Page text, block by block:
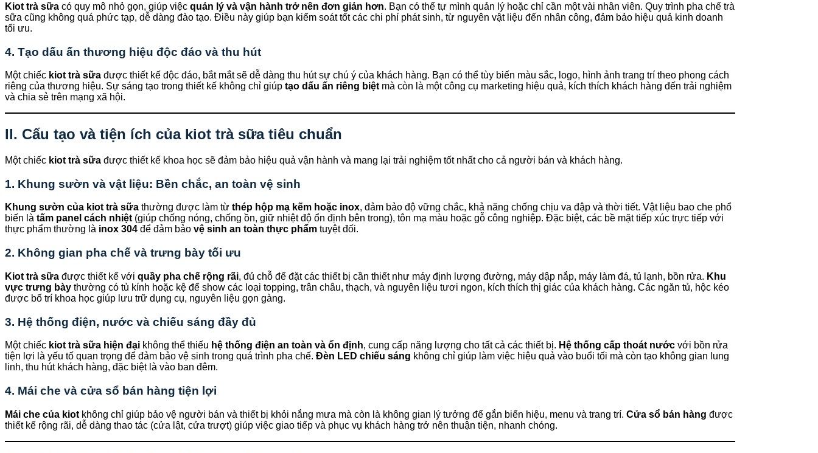
Kiot trà sữa có quy mô nhỏ gọn, giúp việc quản lý và vận hành trở nên đơn giản hơn. Bạn có thể tự mình quản lý hoặc chỉ cần một vài nhân viên. Quy trình pha chế trà
sữa cũng không quá phức tạp, dễ dàng đào tạo. Điều này giúp bạn kiểm soát tốt các chi phí phát sinh, từ nguyên vật liệu đến nhân công, đảm bảo hiệu quả kinh doanh
tối ưu.
4. Tạo dấu ấn thương hiệu độc đáo và thu hút
Một chiếc kiot trà sữa được thiết kế độc đáo, bắt mắt sẽ dễ dàng thu hút sự chú ý của khách hàng. Bạn có thể tùy biến màu sắc, logo, hình ảnh trang trí theo phong cách
riêng của thương hiệu. Sự sáng tạo trong thiết kế không chỉ giúp tạo dấu ấn riêng biệt mà còn là một công cụ marketing hiệu quả, kích thích khách hàng đến trải nghiệm
và chia sẻ trên mạng xã hội.
II. Cấu tạo và tiện ích của kiot trà sữa tiêu chuẩn
Một chiếc kiot trà sữa được thiết kế khoa học sẽ đảm bảo hiệu quả vận hành và mang lại trải nghiệm tốt nhất cho cả người bán và khách hàng.
1. Khung sườn và vật liệu: Bền chắc, an toàn vệ sinh
Khung sườn của kiot trà sữa thường được làm từ thép hộp mạ kẽm hoặc inox, đảm bảo độ vững chắc, khả năng chống chịu va đập và thời tiết. Vật liệu bao che phổ
biến là tấm panel cách nhiệt(giúp chống nóng, chống ồn, giữ nhiệt độ ổn định bên trong), tôn mạ màu hoặc gỗ công nghiệp. Đặc biệt, các bề mặt tiếp xúc trực tiếp với
thực phẩm thường là inox 304 để đảm bảo vệ sinh an toàn thực phẩm tuyệt đối.
2. Không gian pha chế và trưng bày tối ưu
Kiot trà sữa được thiết kế với quầy pha chế rộng rãi, đủ chỗ để đặt các thiết bị cần thiết như máy định lượng đường, máy dập nắp, máy làm đá, tủ lạnh, bồn rửa. Khu
vực trưng bày thường có tủ kính hoặc kệ để show các loại topping, trân châu, thạch, và nguyên liệu tươi ngon, kích thích thị giác của khách hàng. Các ngăn tủ, hộc kéo
được bố trí khoa học giúp lưu trữ dụng cụ, nguyên liệu gọn gàng.
3. Hệ thống điện, nước và chiếu sáng đầy đủ
Một chiếc kiot trà sữa hiện đại không thể thiếu hệ thống điện an toàn và ổn định, cung cấp năng lượng cho tất cả các thiết bị. Hệ thống cấp thoát nước với bồn rửa
tiện lợi là yếu tố quan trọng để đảm bảo vệ sinh trong quá trình pha chế. Đèn LED chiếu sáng không chỉ giúp làm việc hiệu quả vào buổi tối mà còn tạo không gian lung
linh, thu hút khách hàng, đặc biệt là vào ban đêm.
4. Mái che và cửa sổ bán hàng tiện lợi
Mái che của kiot không chỉ giúp bảo vệ người bán và thiết bị khỏi nắng mưa mà còn là không gian lý tưởng để gắn biển hiệu, menu và trang trí. Cửa sổ bán hàng được
thiết kế rộng rãi, dễ dàng thao tác (cửa lật, cửa trượt) giúp việc giao tiếp và phục vụ khách hàng trở nên thuận tiện, nhanh chóng.